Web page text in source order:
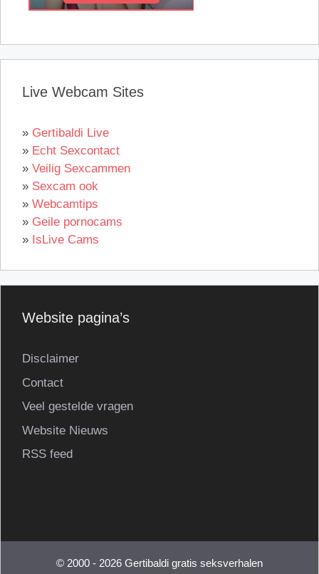
Live Webcam Sites
» Gertibaldi Live
» Echt Sexcontact
» Veilig Sexcammen
» Sexcam ook
» Webcamtips
» Geile pornocams
» IsLive Cams
Website pagina’s
Disclaimer
Contact
Veel gestelde vragen
Website Nieuws
RSS feed
© 2000 - 2026 Gertibaldi gratis seksverhalen